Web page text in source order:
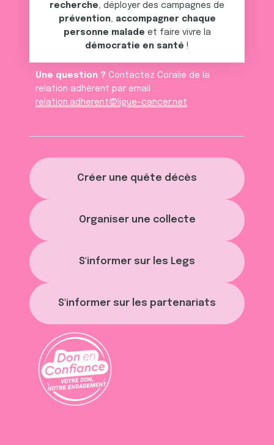
Créer une quête décès
Organiser une collecte
S'informer sur les Legs
S'informer sur les partenariats
recherche , déployer des campagnes de
prévention,
accompagner chaque
personne malade et faire vivre la
démocratie en santé !
Une question ? Contactez Coralie de la
relation adhèrent par email :
relation.adherent@ligue-cancer.net